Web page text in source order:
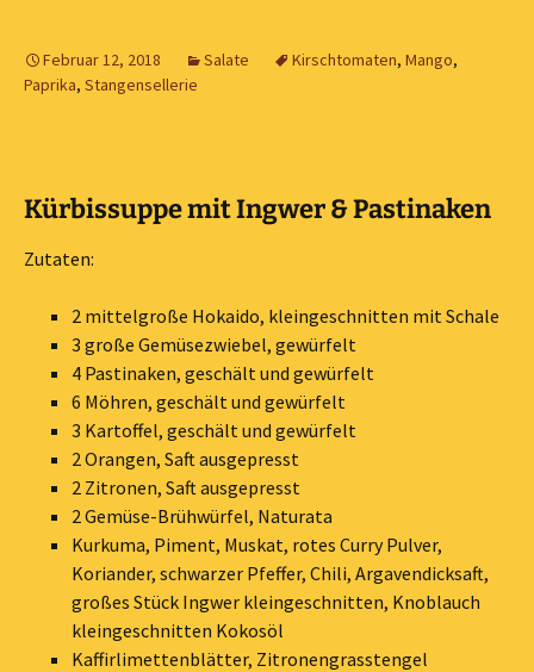
Februar 12, 2018 Salate Kirschtomaten, Mango,
Paprika, Stangensellerie
Kürbissuppe mit Ingwer & Pastinaken
Zutaten:
2 mittelgroße Hokaido, kleingeschnitten mit Schale
3 große Gemüsezwiebel, gewürfelt
4 Pastinaken, geschält und gewürfelt
6 Möhren, geschält und gewürfelt
3 Kartoffel, geschält und gewürfelt
2 Orangen, Saft ausgepresst
2 Zitronen, Saft ausgepresst
2 Gemüse-Brühwürfel, Naturata
Kurkuma, Piment, Muskat, rotes Curry Pulver,
Koriander, schwarzer Pfeffer, Chili, Argavendicksaft,
großes Stück Ingwer kleingeschnitten, Knoblauch
kleingeschnitten Kokosöl
Kaffirlimettenblätter, Zitronengrasstengel